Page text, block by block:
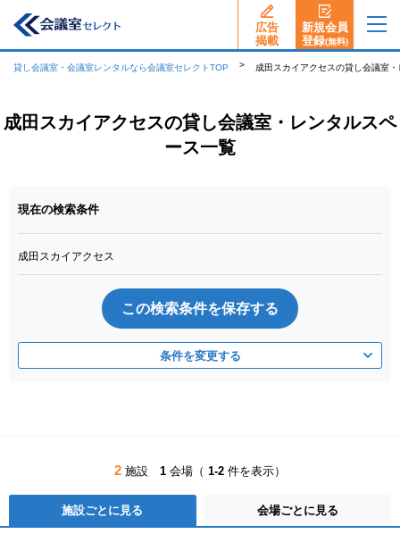
広告
揭載
新規会員
登録(無料)
貸し会議室・会議室レンタルなら会議室セレクトTOP 成田スカイアクセスの貸し会議室
成田スカイアクセスの貸し会議室・レンタルスペ
ース一覧
現在の検索条件
成田スカイアクセス
この検索条件を保存する
条件を変更する
2 施設 1 会場（ 1-2 件を表示）
施設ごとに見る 会場ごとに見る